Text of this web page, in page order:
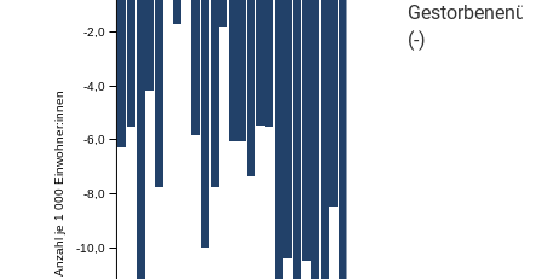
(-)
Anzahl je 1 000 Einwohner:innen -10,0
-8,0
-6,0
-4,0
-2,0